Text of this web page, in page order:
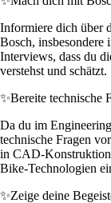
Informiere dich über
Bosch, insbesondere
Interviews, dass du
verstehst und schätzt.
✨Bereite technische
Da du im
technische Fragen
in CAD-Konstruktion
Bike-Technologien
✨Zeige deine